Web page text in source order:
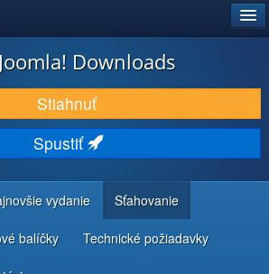
VÝVOJÁROV
Joomla! Downloads
Stiahnuť
Spustiť
vydanie Sťahovanie
balíčky Technické požiadavky